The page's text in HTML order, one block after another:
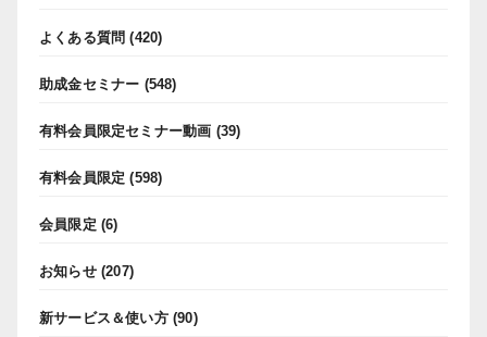
よくある質問 (420)
助成金セミナー (548)
有料会員限定セミナー動画 (39)
有料会員限定 (598)
会員限定 (6)
お知らせ(207)
新サービス＆使い方(90)